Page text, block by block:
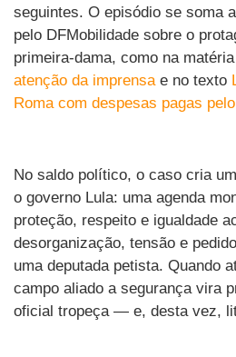
seguintes. O episódio se soma
pelo DFMobilidade sobre o
primeira-dama, como na matéria
atenção da imprensae no texto
Roma com despesas pagas
No saldo político, o caso cria
o governo Lula: uma agenda
proteção, respeito e igualdade
desorganização, tensão e
uma deputada petista. Quando
campo aliado a segurança vira
oficial tropeça — e, desta vez,